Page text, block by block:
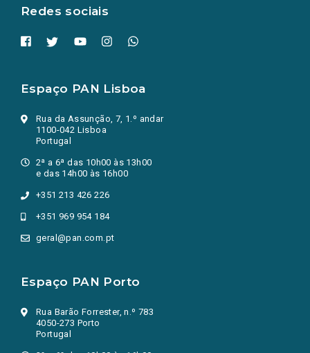
Redes sociais
Espaço PAN Lisboa
Rua da Assunção, 7, 1.º andar
1100-042 Lisboa
Portugal
2ª a 6ª das 10h00 às 13h00
e das 14h00 às 16h00
+351 213 426 226
+351 969 954 184
geral@pan.com.pt
Espaço PAN Porto
Rua Barão Forrester, n.º 783
4050-273 Porto
Portugal